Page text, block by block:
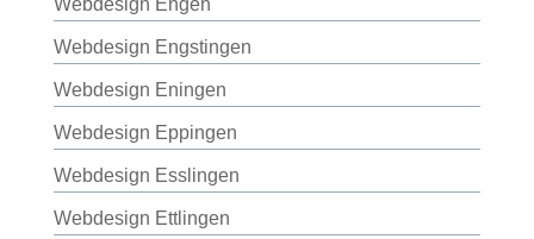
Webdesign Engen
Webdesign Engstingen
Webdesign Eningen
Webdesign Eppingen
Webdesign Esslingen
Webdesign Ettlingen